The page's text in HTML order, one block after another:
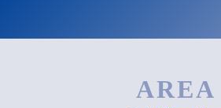
AREA